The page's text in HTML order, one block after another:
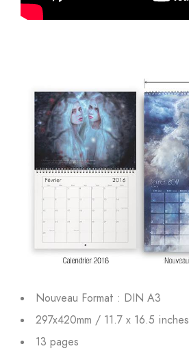
Nouveau Format : DIN A3
297x420mm / 11.7 x 16.5 inches
13 pages